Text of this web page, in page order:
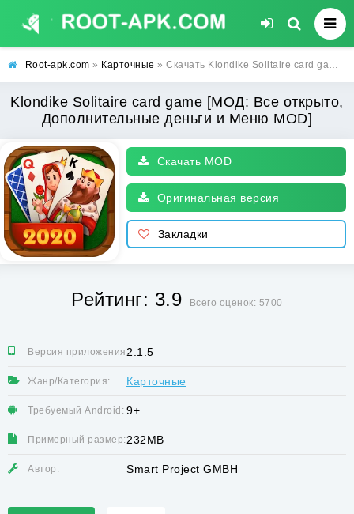
Root-apk.com » Карточные » Скачать Klondike Solitaire card game [МОД: Все открыто, Дополнительные деньги и Меню MOD] | Взлом Klondike Solitaire card game на Андроид
Klondike Solitaire card game [МОД: Все открыто,
Дополнительные деньги и Меню MOD]
Скачать MOD
Оригинальная версия
Закладки
Рейтинг: 3.9 Всего оценок: 5700
Версия приложения:2.1.5
Жанр/Категория: Карточные
Требуемый Android: 9+
Примерный размер: 232MB
Автор: Smart Project GMBH